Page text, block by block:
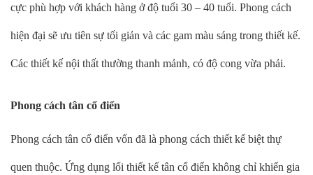
cực phù hợp với khách hàng ở độ tuổi 30 – 40 tuổi. Phong cách
hiện đại sẽ ưu tiên sự tối giản và các gam màu sáng trong thiết kế.
Các thiết kế nội thất thường thanh mảnh, có độ cong vừa phải.
Phong cách tân cổ điển
Phong cách tân cổ điển vốn đã là phong cách thiết kế biệt thự
quen thuộc. Ứng dụng lối thiết kế tân cổ điển không chỉ khiến gia